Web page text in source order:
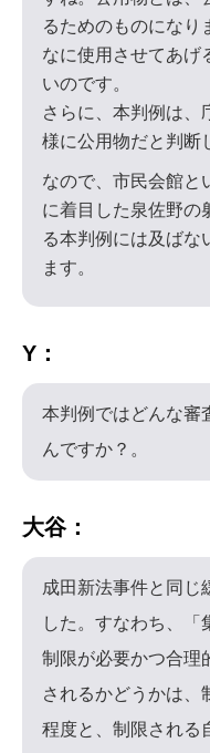
るためのものになり
なに使用させてあげ
いのです。
さらに、本判例は、
様に公用物だと判断
なので、市民会館と
に着目した泉佐野の
る本判例には及ばな
ます。
Y：
本判例ではどんな審
んですか？。
大谷：
成田新法事件と同じ
した。すなわち、「
制限が必要かつ合理
されるかどうかは、
程度と、制限される